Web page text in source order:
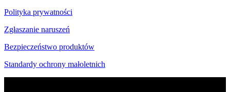
Polityka prywatności
Zgłaszanie naruszeń
Bezpieczeństwo produktów
Standardy ochrony małoletnich